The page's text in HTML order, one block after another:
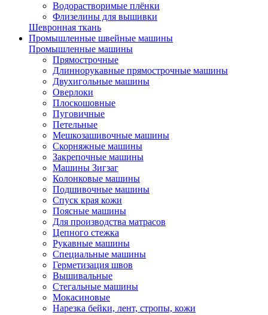
Водорастворимые плёнки
Флизелины для вышивки
Шевронная ткань
Промышленные швейные машины
Промышленные машины
Прямострочные
Длиннорукавные прямострочные машины
Двухигольные машины
Оверлоки
Плоскошовные
Пуговичные
Петельные
Мешкозашивочные машины
Скорняжные машины
Закрепочные машины
Машины Зигзаг
Колонковые машины
Подшивочные машины
Спуск края кожи
Поясные машины
Для производства матрасов
Цепного стежка
Рукавные машины
Специальные машины
Герметизация швов
Вышивальные
Стегальные машины
Мокасиновые
Нарезка бейки, лент, стропы, кожи